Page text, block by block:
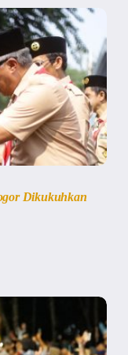
Dikukuhkan